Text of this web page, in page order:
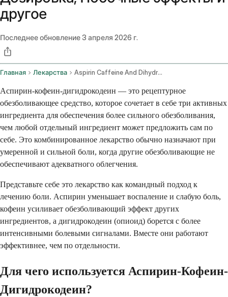
другое
Последнее обновление3 апреля 2026 г.
Главная Лекарства Aspirin Caffeine And Dihydrocodeine Oral Route
Аспирин-кофеин-дигидрокодеин — это рецептурное
обезболивающее средство, которое сочетает в себе три активных
ингредиента для обеспечения более сильного обезболивания,
чем любой отдельный ингредиент может предложить сам по
себе. Это комбинированное лекарство обычно назначают при
умеренной и сильной боли, когда другие обезболивающие не
обеспечивают адекватного облегчения.
Представьте себе это лекарство как командный подход к
лечению боли. Аспирин уменьшает воспаление и слабую боль,
кофеин усиливает обезболивающий эффект других
ингредиентов, а дигидрокодеин (опиоид) борется с более
интенсивными болевыми сигналами. Вместе они работают
эффективнее, чем по отдельности.
Для чего используется Аспирин-Кофеин-
Дигидрокодеин?